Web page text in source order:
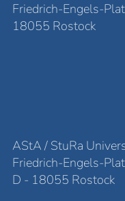
Friedrich-Engels-
18055 Rostock
AStA / StuRa
Friedrich-Engels-
D - 18055 Rostock